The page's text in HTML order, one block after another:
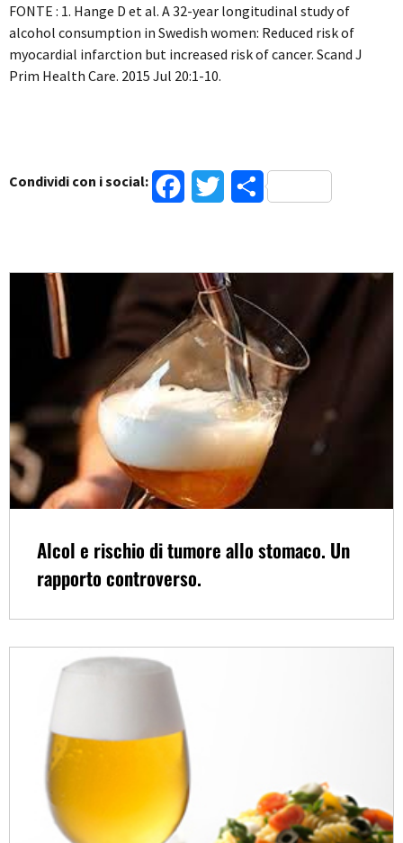
FONTE : 1. Hange D et al. A 32-year longitudinal study of
alcohol consumption in Swedish women: Reduced risk of
myocardial infarction but increased risk of cancer. Scand J
Prim Health Care. 2015 Jul 20:1-10.
Condividi con i social: FacebookTwitterCondividi
Alcol e rischio di tumore allo stomaco. Un
rapporto controverso.